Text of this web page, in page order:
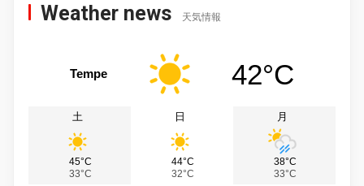
Weather news 天気情報
Tempe 42°C
土
45°C
33°C
日
44°C
32°C
月
38°C
33°C